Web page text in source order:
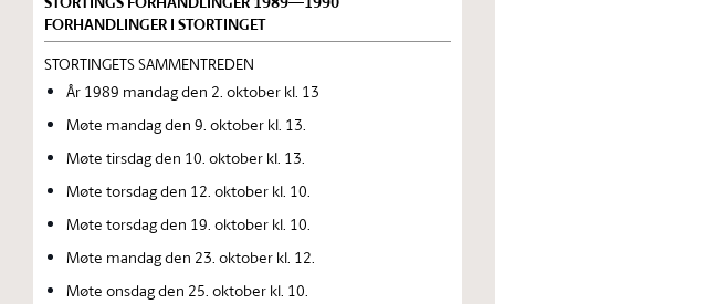
FORHANDLINGER I STORTINGET
STORTINGETS SAMMENTREDEN
År 1989 mandag den 2. oktober kl. 13
Møte mandag den 9. oktober kl. 13.
Møte tirsdag den 10. oktober kl. 13.
Møte torsdag den 12. oktober kl. 10.
Møte torsdag den 19. oktober kl. 10.
Møte mandag den 23. oktober kl. 12.
Møte onsdag den 25. oktober kl. 10.